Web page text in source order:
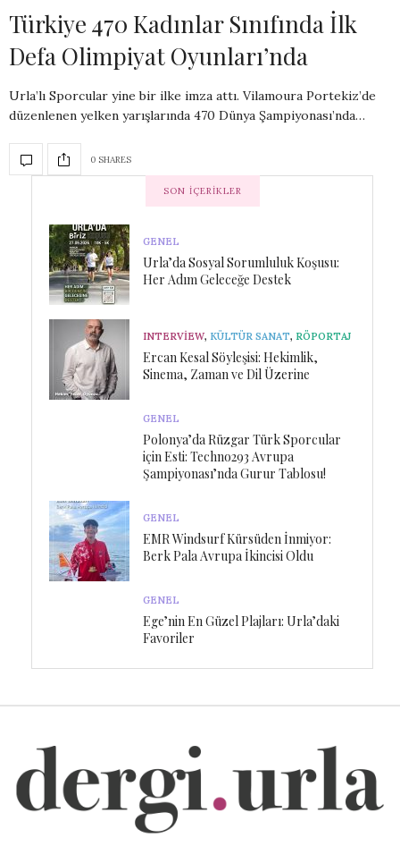
Türkiye 470 Kadınlar Sınıfında İlk
Defa Olimpiyat Oyunları’nda
Urla’lı Sporcular yine bir ilke imza attı. Vilamoura Portekiz’de
düzenlenen yelken yarışlarında 470 Dünya Şampiyonası’nda…
0 SHARES
SON İÇERIKLER
GENEL
Urla’da Sosyal Sorumluluk Koşusu:
Her Adım Geleceğe Destek
INTERVIEW, KÜLTÜR SANAT, RÖPORTAJ
Ercan Kesal Söyleşisi: Hekimlik,
Sinema, Zaman ve Dil Üzerine
GENEL
Polonya’da Rüzgar Türk Sporcular
için Esti: Techno293 Avrupa
Şampiyonası’nda Gurur Tablosu!
GENEL
EMR Windsurf Kürsüden İnmiyor:
Berk Pala Avrupa İkincisi Oldu
GENEL
Ege’nin En Güzel Plajları: Urla’daki
Favoriler